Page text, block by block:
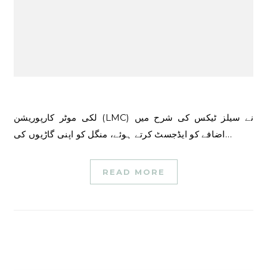
لکی موٹر کارپوریشن (LMC) نے سیلز ٹیکس کی شرح میں
اضافے کو ایڈجسٹ کرتے ہوئے، منگل کو اپنی گاڑیوں کی…
READ MORE